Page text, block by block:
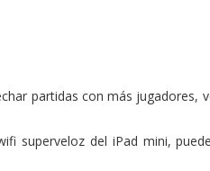
partidas con más jugadores,
superveloz del iPad mini,